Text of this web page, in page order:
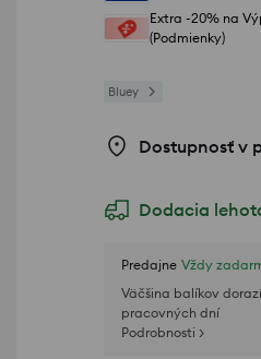
Extra -20% na
(Podmienky)
Bluey
Dostupnosť v
Dodacia
Predajne Vždy
Väčšina balíkov
pracovných dní
Podrobnosti >